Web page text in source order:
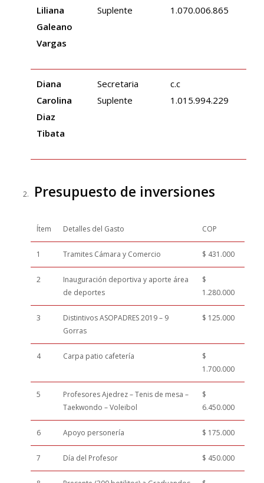
Liliana
Galeano
Vargas
Suplente
1.070.006.865
Diana
Carolina
Diaz
Tibata
Secretaria
Suplente
c.c
1.015.994.229
Presupuesto de inversiones
Ítem Detalles del Gasto COP
1 Tramites Cámara y Comercio $ 431.000
2
Inauguración deportiva y aporte área
de deportes
$
1.280.000
3
Distintivos ASOPADRES 2019 – 9
Gorras
$ 125.000
4 Carpa patio cafetería
$
1.700.000
5
Profesores Ajedrez – Tenis de mesa –
Taekwondo – Voleibol
$
6.450.000
6 Apoyo personería $ 175.000
7 Día del Profesor $ 450.000